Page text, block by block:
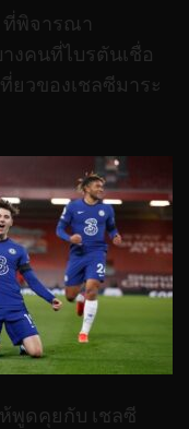
ที่พิจารณา
งคนที่ไบรตันเชื่อ
ยวของเชลซีมาระ
พูดคุยกับ เชลซี